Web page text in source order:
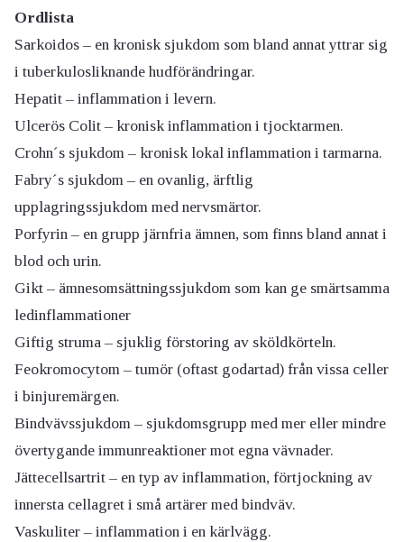
Ordlista
Sarkoidos – en kronisk sjukdom som bland annat yttrar sig
i tuberkulosliknande hudförändringar.
Hepatit – inflammation i levern.
Ulcerös Colit – kronisk inflammation i tjocktarmen.
Crohn´s sjukdom – kronisk lokal inflammation i tarmarna.
Fabry´s sjukdom – en ovanlig, ärftlig
upplagringssjukdom med nervsmärtor.
Porfyrin – en grupp järnfria ämnen, som finns bland annat i
blod och urin.
Gikt – ämnesomsättningssjukdom som kan ge smärtsamma
ledinflammationer
Giftig struma – sjuklig förstoring av sköldkörteln.
Feokromocytom – tumör (oftast godartad) från vissa celler
i binjuremärgen.
Bindvävssjukdom – sjukdomsgrupp med mer eller mindre
övertygande immunreaktioner mot egna vävnader.
Jättecellsartrit – en typ av inflammation, förtjockning av
innersta cellagret i små artärer med bindväv.
Vaskuliter – inflammation i en kärlvägg.